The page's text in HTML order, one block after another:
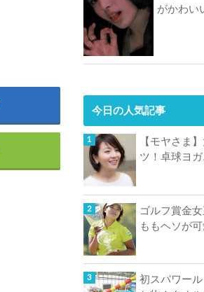
がかわい
今日の人気記事
【モヤさま
ツ！卓球ヨ
ゴルフ賞金
ももヘソが
初スパワー